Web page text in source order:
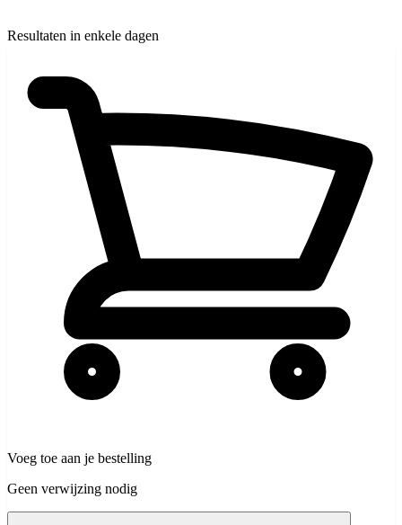
Resultaten in enkele dagen
Voeg toe aan je bestelling
Geen verwijzing nodig